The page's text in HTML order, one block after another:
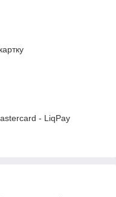
- LiqPay